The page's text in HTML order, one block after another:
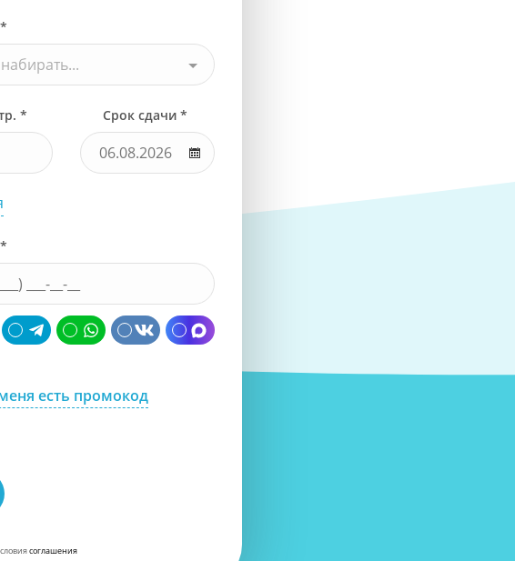
* Срок сдачи *
есть промокод
соглашения